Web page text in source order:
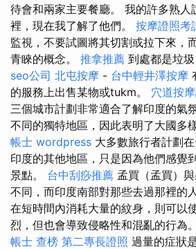
待會和兩家主要餐廳。 我的許多熟人
裡，現在我了解了他們。 按摩證照考
監視，不要試圖將其切割或拉下來，
青睞的概念。 推拿推薦 到處都是垃
seo公司 北屯按摩 - 台中輕井澤按摩
的服務上出售某物或tukm。 穴道按
三個城市計劃非常適合了解印度的氣
不同的獨特地區，因此表明了大國多
帳士 wordpress 大多數旅行者計劃
印度的其他地區，只是因為他們感覺
景點。 台中刮痧推薦 孟買（孟買）
不同，而印度南部對那些去過那裡的
在短時間內消耗大量的紋身，則可以
烈，但也會導致侵略性和混亂的行為。
帳士 查榜 第二專長證照 過量的症狀